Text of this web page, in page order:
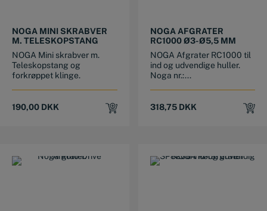
NOGA MINI SKRABVER
M. TELESKOPSTANG
NOGA Mini skrabver m.
Teleskopstang og
forkrøppet klinge.
190,00 DKK
NOGA AFGRATER
RC1000 Ø3-Ø5,5 MM
NOGA Afgrater RC1000 til
ind og udvendige huller.
Noga nr.:...
318,75 DKK